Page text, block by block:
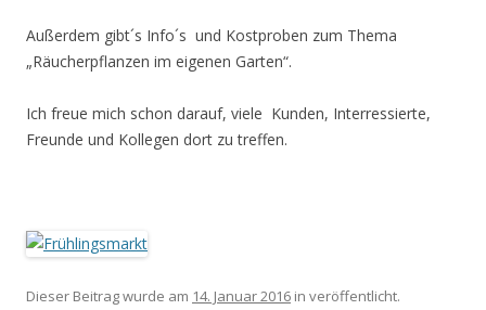
Außerdem gibt´s Info´s und Kostproben zum Thema
„Räucherpflanzen im eigenen Garten“.
Ich freue mich schon darauf, viele Kunden, Interressierte,
Freunde und Kollegen dort zu treffen.
Dieser Beitrag wurde am 14. Januar 2016 in veröffentlicht.